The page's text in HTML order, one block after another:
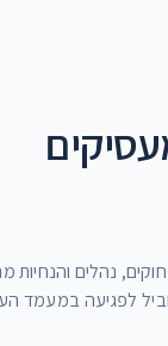
נהלים והנחיות
לפגיעה במעמד